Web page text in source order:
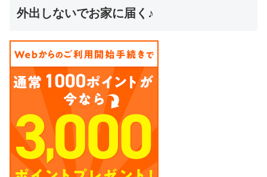
外出しないでお家に届く♪